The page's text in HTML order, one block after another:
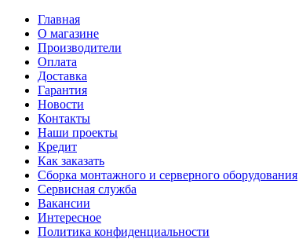
Главная
О магазине
Производители
Оплата
Доставка
Гарантия
Новости
Контакты
Наши проекты
Кредит
Как заказать
Сборка монтажного и серверного оборудования
Сервисная служба
Вакансии
Интересное
Политика конфиденциальности